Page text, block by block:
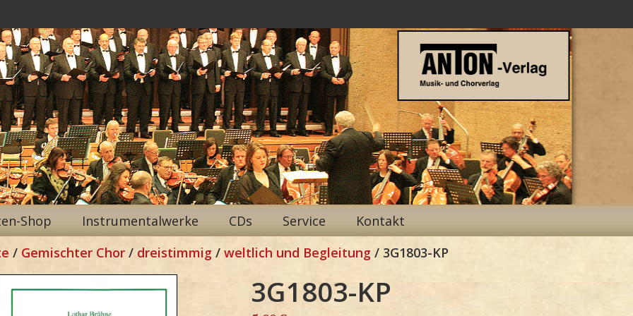
Shop Instrumentalwerke CDs Service Kontakt
/ Gemischter Chor / dreistimmig / weltlich und Begleitung / 3G1803-KP
3G1803-KP